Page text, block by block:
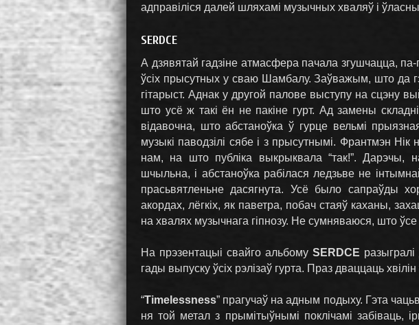
адправіліся далей шляхамі музычных хваляў і
SERDCE
А дзявятай гадзіне атмасфера пачала згушчацца,
ўсіх прысутных у сваю Шамбалу. Заўважым, што да
гітарыст. Аднак у другой палове выступу на сцэну
што усё ж такі ён не пакіне гурт. Ад замены
відавочна, што абстаноўка ў гурце вельмі
музыкі паводзілі сябе і з прысутнымі. Франтмэн Нік
нам, на што публіка выкрыквала “так!”. Дарэчы,
шчыльна, і абстаноўка рабілася ледзьве не
прасьвятленьне дасягнута. Усё было сапраўды
акордах, лёгкіх, як паветра, побач стаяў каханы,
на хвалях музычнага гіпнозу. Не сумняваюся, што
На прэзентацыі свайго альбому SERDCE
гады выпуску ўсіх рэлізаў гурта. Праз дваццаць
“Timelessness” прагучаў на адным подыху. Гэта
ня той метал з прымітыўнымі поклічамі